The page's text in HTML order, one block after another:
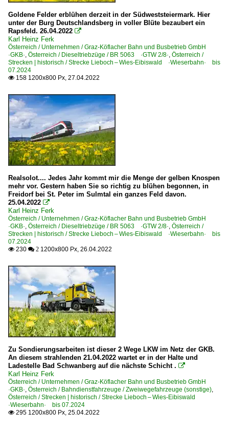
Goldene Felder erblühen derzeit in der Südweststeiermark. Hier
unter der Burg Deutschlandsberg in voller Blüte bezaubert ein
Rapsfeld. 26.04.2022 
Karl Heinz Ferk
Österreich / Unternehmen / Graz-Köflacher Bahn und Busbetrieb GmbH
·GKB·, Österreich / Dieseltriebzüge / BR 5063 ·GTW 2/8·, Österreich /
Strecken | historisch / Strecke Lieboch – Wies-Eibiswald ·Wieserbahn· bis
07.2024
 158 1200x800 Px, 27.04.2022
Realsolot.... Jedes Jahr kommt mir die Menge der gelben Knospen
mehr vor. Gestern haben Sie so richtig zu blühen begonnen, in
Freidorf bei St. Peter im Sulmtal ein ganzes Feld davon.
25.04.2022 
Karl Heinz Ferk
Österreich / Unternehmen / Graz-Köflacher Bahn und Busbetrieb GmbH
·GKB·, Österreich / Dieseltriebzüge / BR 5063 ·GTW 2/8·, Österreich /
Strecken | historisch / Strecke Lieboch – Wies-Eibiswald ·Wieserbahn· bis
07.2024
 230  2 1200x800 Px, 26.04.2022
Zu Sondierungsarbeiten ist dieser 2 Wege LKW im Netz der GKB.
An diesem strahlenden 21.04.2022 wartet er in der Halte und
Ladestelle Bad Schwanberg auf die nächste Schicht . 
Karl Heinz Ferk
Österreich / Unternehmen / Graz-Köflacher Bahn und Busbetrieb GmbH
·GKB·, Österreich / Bahndienstfahrzeuge / Zweiwegefahrzeuge (sonstige),
Österreich / Strecken | historisch / Strecke Lieboch – Wies-Eibiswald
·Wieserbahn· bis 07.2024
 295 1200x800 Px, 25.04.2022